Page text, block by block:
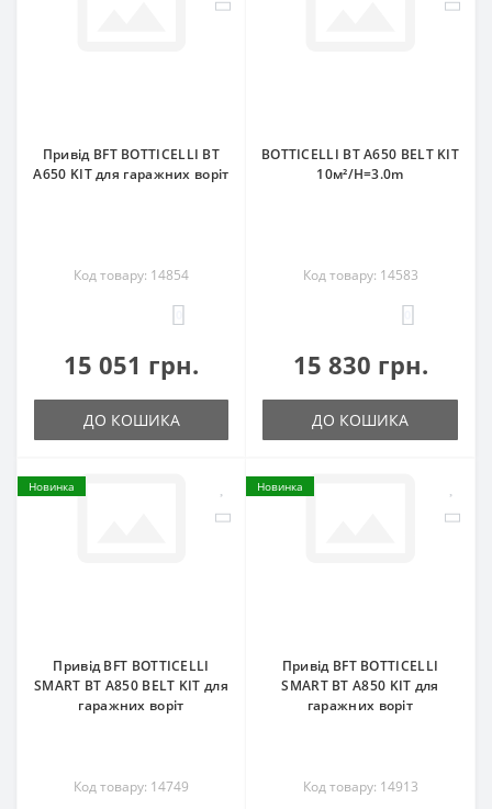
Привід BFT BOTTICELLI BT
A650 KIT для гаражних воріт
Код товару: 14854
15 051 грн.
ДО КОШИКА
BOTTICELLI BT A650 BELT KIT
10м²/H=3.0m
Код товару: 14583
15 830 грн.
ДО КОШИКА
Новинка
Привід BFT BOTTICELLI
SMART BT A850 BELT KIT для
гаражних воріт
Код товару: 14749
Новинка
Привід BFT BOTTICELLI
SMART BT A850 KIT для
гаражних воріт
Код товару: 14913